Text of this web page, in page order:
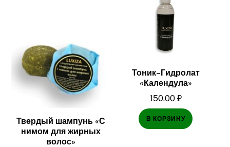
Твердый шампунь «С
нимом для жирных
волос»
Тоник–Гидролат
«Календула»
150.00 ₽
В КОРЗИНУ